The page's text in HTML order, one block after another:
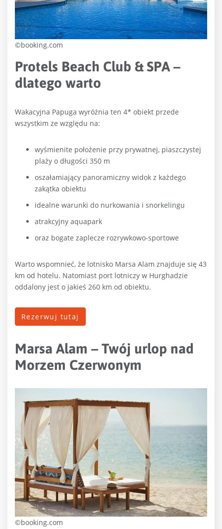
©booking.com
Protels Beach Club & SPA –
dlatego warto
Wakacyjna Papuga wyróżnia ten 4* obiekt przede
wszystkim ze względu na:
wyśmienite położenie przy prywatnej, piaszczystej
plaży o długości 350 m
oszałamiający panoramiczny widok z każdego
zakątka obiektu
idealne warunki do nurkowania i snorkelingu
atrakcyjny aquapark
oraz bogate zaplecze rozrywkowo-sportowe
Warto wspomnieć, że lotnisko Marsa Alam znajduje się 43
km od hotelu. Natomiast port lotniczy w Hurghadzie
oddalony jest o jakieś 260 km od obiektu.
Rezerwuj tutaj
Marsa Alam – Twój urlop nad
Morzem Czerwonym
©booking.com